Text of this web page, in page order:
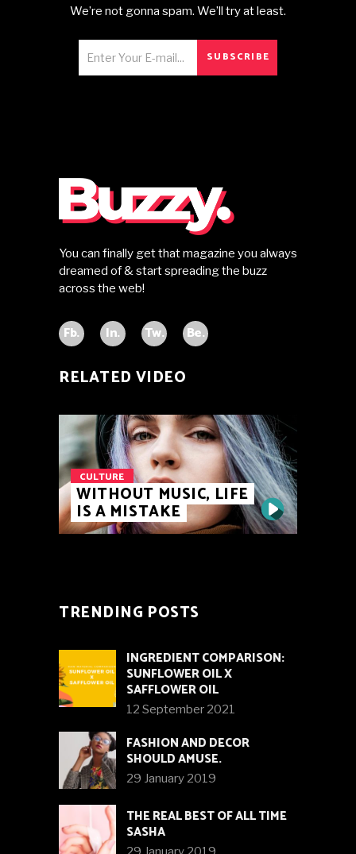
We’re not gonna spam. We’ll try at least.
SUBSCRIBE
You can finally get that magazine you always
dreamed of & start spreading the buzz
across the web!
Fb. In. Tw. Be.
RELATED VIDEO
CULTURE
WITHOUT MUSIC, LIFE
IS A MISTAKE
TRENDING POSTS
INGREDIENT COMPARISON:
SUNFLOWER OIL X
SAFFLOWER OIL
12 September 2021
FASHION AND DECOR
SHOULD AMUSE.
29 January 2019
THE REAL BEST OF ALL TIME
SASHA